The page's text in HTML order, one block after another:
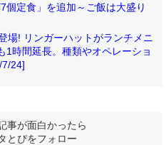
個定食」を追加～ご飯は大盛り
場! リンガーハットがランチメニ
1時間延長。種類やオペレーショ
7/24]
事が面白かったら
とぴをフォロー